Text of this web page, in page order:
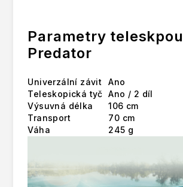
Parametry teleskpou
Predator
Univerzální závit
Ano
Teleskopická tyč Ano / 2 díl
Výsuvná délka
106 cm
Transport
70 cm
Váha
245 g